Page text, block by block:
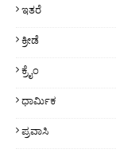
ಇತರೆ
ಕ್ರೀಡೆ
ಕ್ರೈಂ
ಧಾರ್ಮಿಕ
ಪ್ರವಾಸಿ